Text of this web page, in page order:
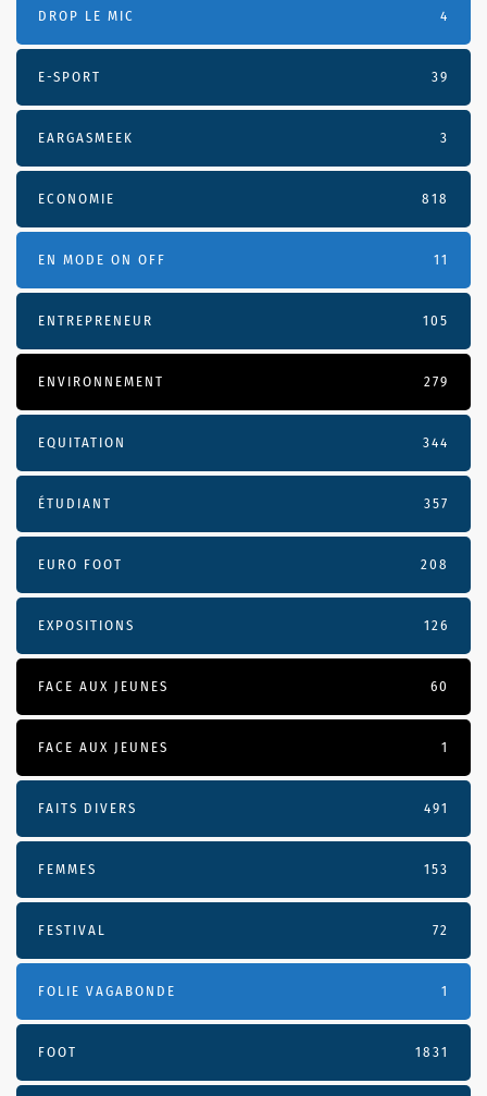
DROP LE MIC 4
E-SPORT 39
EARGASMEEK 3
ECONOMIE 818
EN MODE ON OFF 11
ENTREPRENEUR 105
ENVIRONNEMENT 279
EQUITATION 344
ÉTUDIANT 357
EURO FOOT 208
EXPOSITIONS 126
FACE AUX JEUNES 60
FACE AUX JEUNES 1
FAITS DIVERS 491
FEMMES 153
FESTIVAL 72
FOLIE VAGABONDE 1
FOOT 1831